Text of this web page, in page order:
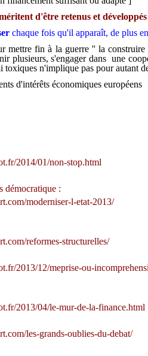
d'être retenus et développés
chaque fois qu'il apparaît, de plus
mettre fin à la guerre '' la
plusieurs, s'engager dans une
toxiques n'implique pas pour autant
d'intérêts économiques européens
2014/01/non-stop.html
démocratique :
moderniser-l-etat-2013/
reformes-structurelles/
2013/12/meprise-ou-
2013/04/le-mur-de-la-finance.html
les-grands-oublies-du-debat/